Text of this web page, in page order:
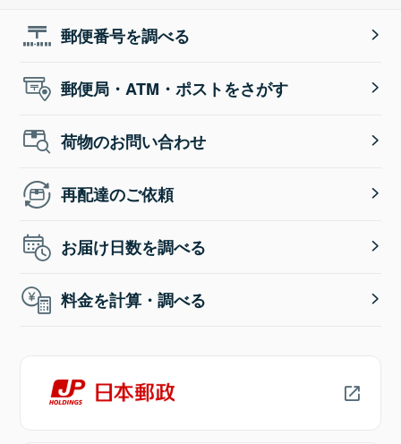
郵便番号を調べる
郵便局・ATM・ポストをさがす
荷物のお問い合わせ
再配達のご依頼
お届け日数を調べる
料金を計算・調べる